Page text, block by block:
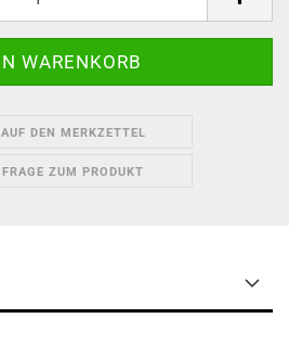
AUF DEN MERKZETTEL
FRAGE ZUM PRODUKT